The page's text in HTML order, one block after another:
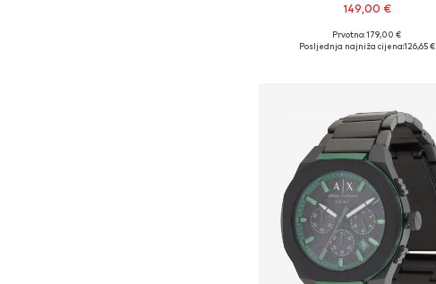
149,00 €
Dostupne veličine: One Size
Prvotno: 179,00 €
Posljednja najniža cijena:126,65 €